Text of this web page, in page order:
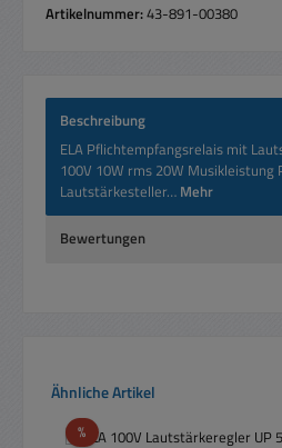
Artikelnummer:43-891-00380
Beschreibung
ELA Pflichtempfangsrelais mit
100V 10W rms 20W
Lautstärkesteller… Mehr
Bewertungen
Produktgalerie überspringen
Ähnliche Artikel
%Rabatt